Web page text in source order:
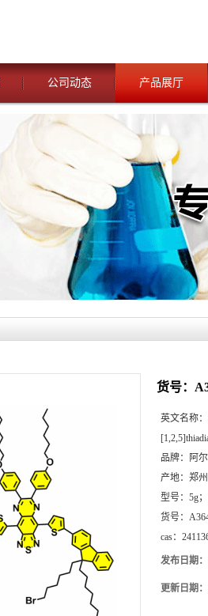
公司动态 产品展厅
货号：
英文名称：
品牌：
阿
产地： 郑州
型号： 5g
货号：
cas：
发布日期：
更新日期：